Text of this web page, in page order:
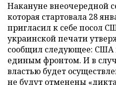
Накануне внеочередной
которая стартовала 28
пригласил к себе посол
украинской печати
сообщил следующее: США
единым фронтом. И в
властью будет
не будут отменены